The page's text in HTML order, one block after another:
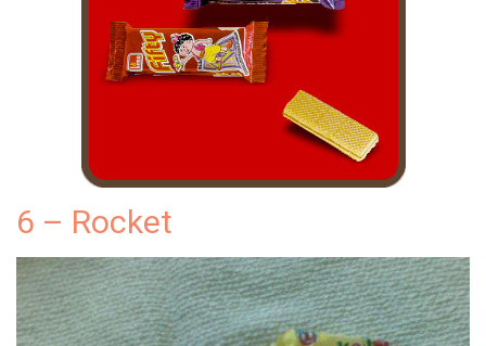
6 – Rocket